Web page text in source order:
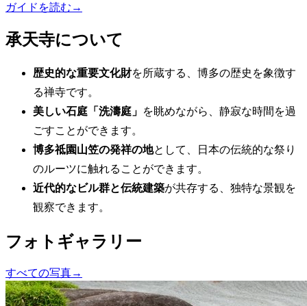
ガイドを読む →
承天寺について
歴史的な重要文化財を所蔵する、博多の歴史を象徴す
る禅寺です。
美しい石庭「洗濤庭」 を眺めながら、静寂な時間を過
ごすことができます。
博多祗園山笠の発祥の地として、日本の伝統的な祭り
のルーツに触れることができます。
近代的なビル群と伝統建築が共存する、独特な景観を
観察できます。
フォトギャラリー
すべての写真→